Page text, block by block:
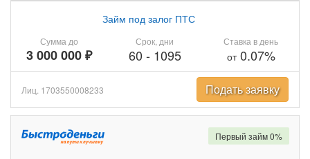
Сумма до
3 000 000 ₽
Займ под залог ПТС
Срок, дни
60 - 1095
Ставка в день
от0.07%
Лиц. 1703550008233 Подать заявку
Первый займ 0%